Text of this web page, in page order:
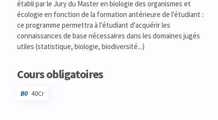
établi par le Jury du Master en biologie des organismes et
écologie en fonction de la formation antérieure de l'étudiant :
ce programme permettra à l'étudiant d'acquérir les
connaissances de base nécessaires dans les domaines jugés
utiles (statistique, biologie, biodiversité...)
Cours obligatoires
B0 40Cr